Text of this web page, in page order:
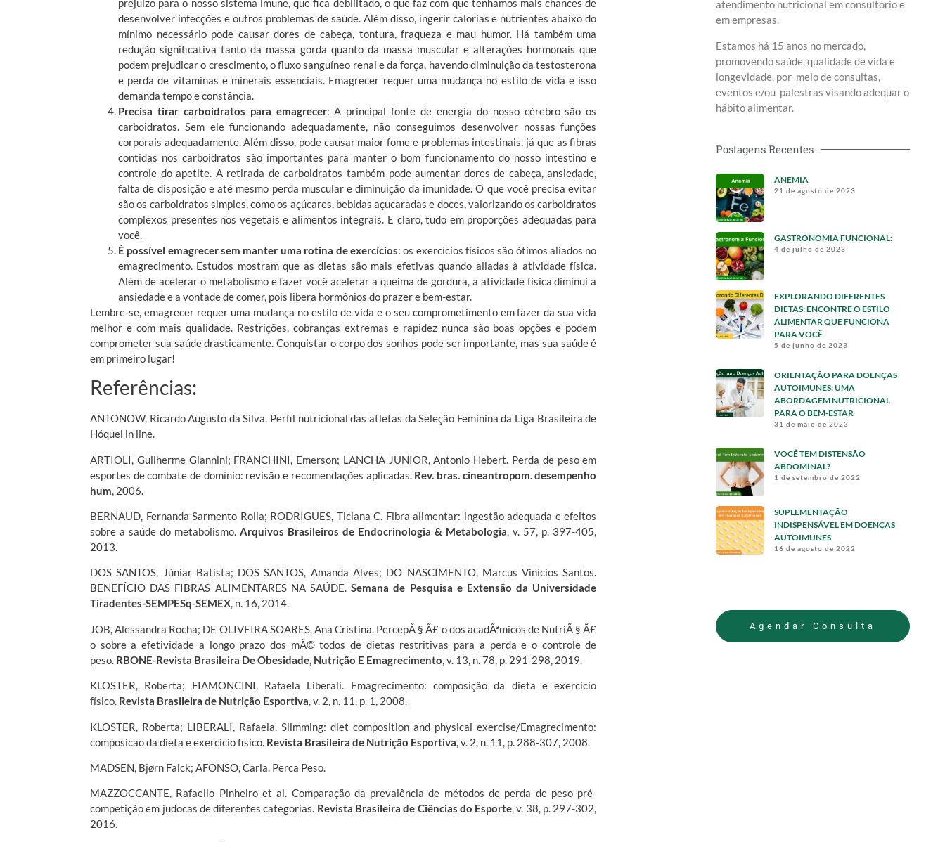
prejuízo para o nosso sistema imune, que fica debilitado, o que faz com que tenhamos mais chances de
desenvolver infecções e outros problemas de saúde. Além disso, ingerir calorias e nutrientes abaixo do
mínimo necessário pode causar dores de cabeça, tontura, fraqueza e mau humor. Há também uma
redução significativa tanto da massa gorda quanto da massa muscular e alterações hormonais que
podem prejudicar o crescimento, o fluxo sanguíneo renal e da força, havendo diminuição da testosterona
e perda de vitaminas e minerais essenciais. Emagrecer requer uma mudança no estilo de vida e isso
demanda tempo e constância.
Precisa tirar carboidratos para emagrecer: A principal fonte de energia do nosso cérebro são os
carboidratos. Sem ele funcionando adequadamente, não conseguimos desenvolver nossas funções
corporais adequadamente. Além disso, pode causar maior fome e problemas intestinais, já que as fibras
contidas nos carboidratos são importantes para manter o bom funcionamento do nosso intestino e
controle do apetite. A retirada de carboidratos também pode aumentar dores de cabeça, ansiedade,
falta de disposição e até mesmo perda muscular e diminuição da imunidade. O que você precisa evitar
são os carboidratos simples, como os açúcares, bebidas açucaradas e doces, valorizando os carboidratos
complexos presentes nos vegetais e alimentos integrais. E claro, tudo em proporções adequadas para
você.
É possível emagrecer sem manter uma rotina de exercícios: os exercícios físicos são ótimos aliados no
emagrecimento. Estudos mostram que as dietas são mais efetivas quando aliadas à atividade física.
Além de acelerar o metabolismo e fazer você acelerar a queima de gordura, a atividade física diminui a
ansiedade e a vontade de comer, pois libera hormônios do prazer e bem-estar.
Lembre-se, emagrecer requer uma mudança no estilo de vida e o seu comprometimento em fazer da sua vida
melhor e com mais qualidade. Restrições, cobranças extremas e rapidez nunca são boas opções e podem
comprometer sua saúde drasticamente. Conquistar o corpo dos sonhos pode ser importante, mas sua saúde é
em primeiro lugar!
Referências:
ANTONOW, Ricardo Augusto da Silva. Perfil nutricional das atletas da Seleção Feminina da Liga Brasileira de
Hóquei in line.
ARTIOLI, Guilherme Giannini; FRANCHINI, Emerson; LANCHA JUNIOR, Antonio Hebert. Perda de peso em
esportes de combate de domínio: revisão e recomendações aplicadas. Rev. bras. cineantropom. desempenho
hum , 2006.
BERNAUD, Fernanda Sarmento Rolla; RODRIGUES, Ticiana C. Fibra alimentar: ingestão adequada e efeitos
sobre a saúde do metabolismo.Arquivos Brasileiros de Endocrinologia & Metabologia, v. 57, p. 397-405,
2013.
DOS SANTOS, Júniar Batista; DOS SANTOS, Amanda Alves; DO NASCIMENTO, Marcus Vinícios Santos.
BENEFÍCIO DAS FIBRAS ALIMENTARES NA SAÚDE.Semana de Pesquisa e Extensão da Universidade
Tiradentes-SEMPESq-SEMEX, n. 16, 2014.
JOB, Alessandra Rocha; DE OLIVEIRA SOARES, Ana Cristina. PercepÃ § Ã£ o dos acadÃªmicos de NutriÃ § Ã£
o sobre a efetividade a longo prazo dos mÃ© todos de dietas restritivas para a perda e o controle de
peso. RBONE-Revista Brasileira De Obesidade, Nutrição E Emagrecimento, v. 13, n. 78, p. 291-298, 2019.
KLOSTER, Roberta; FIAMONCINI, Rafaela Liberali. Emagrecimento: composição da dieta e exercício
físico. Revista Brasileira de Nutrição Esportiva, v. 2, n. 11, p. 1, 2008.
KLOSTER, Roberta; LIBERALI, Rafaela. Slimming: diet composition and physical exercise/Emagrecimento:
composicao da dieta e exercicio fisico. Revista Brasileira de Nutrição Esportiva , v. 2, n. 11, p. 288-307, 2008.
MADSEN, Bjørn Falck; AFONSO, Carla. Perca Peso.
MAZZOCCANTE, Rafaello Pinheiro et al. Comparação da prevalência de métodos de perda de peso pré-
competição em judocas de diferentes categorias. Revista Brasileira de Ciências do Esporte, v. 38, p. 297-302,
2016.
atendimento nutricional em consultório e
em empresas.
Estamos há 15 anos no mercado,
promovendo saúde, qualidade de vida e
longevidade, por meio de consultas,
eventos e/ou palestras visando adequar o
hábito alimentar.
Postagens Recentes
ANEMIA
21 de agosto de 2023
GASTRONOMIA FUNCIONAL:
4 de julho de 2023
EXPLORANDO DIFERENTES
DIETAS: ENCONTRE O ESTILO
ALIMENTAR QUE FUNCIONA
PARA VOCÊ
5 de junho de 2023
ORIENTAÇÃO PARA DOENÇAS
AUTOIMUNES: UMA
ABORDAGEM NUTRICIONAL
PARA O BEM-ESTAR
31 de maio de 2023
VOCÊ TEM DISTENSÃO
ABDOMINAL?
1 de setembro de 2022
SUPLEMENTAÇÃO
INDISPENSÁVEL EM DOENÇAS
AUTOIMUNES
16 de agosto de 2022
Agendar Consulta